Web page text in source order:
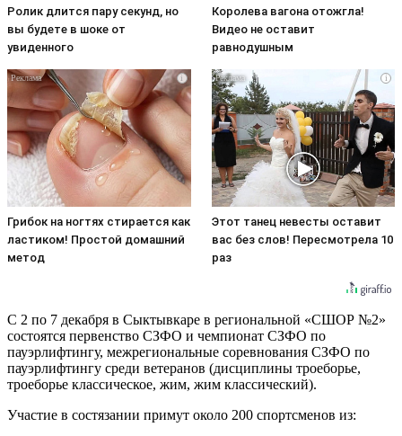
Ролик длится пару секунд, но
вы будете в шоке от
увиденного
Королева вагона отожгла!
Видео не оставит
равнодушным
i
Грибок на ногтях стирается как
ластиком! Простой домашний
метод
i
Этот танец невесты оставит
вас без слов! Пересмотрела 10
раз
С 2 по 7 декабря в Сыктывкаре в региональной «СШОР №2»
состоятся первенство СЗФО и чемпионат СЗФО по
пауэрлифтингу, межрегиональные соревнования СЗФО по
пауэрлифтингу среди ветеранов (дисциплины троеборье,
троеборье классическое, жим, жим классический).
Участие в состязании примут около 200 спортсменов из: